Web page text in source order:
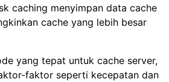
caching menyimpan data cache
cache yang lebih besar
yang tepat untuk cache server,
faktor seperti kecepatan dan